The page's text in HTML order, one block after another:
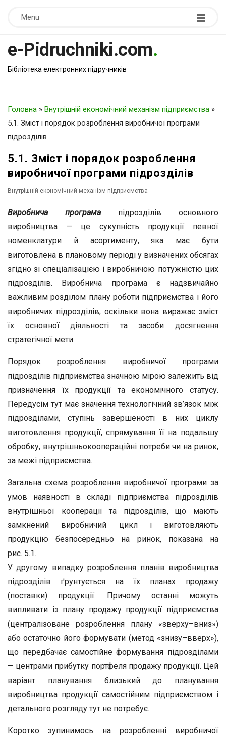
Menu
e-Pidruchniki.com.
Бібліотека електронних підручників
Головна » Внутрішній економічний механізм підприємства »
5.1. Зміст і порядок розроблення виробничої програми
підрозділів
5.1. Зміст і порядок розроблення
виробничої програми підрозділів
Внутрішній економічний механізм підприємства
Виробнича програма підрозділів основного
виробництва — це сукупність продукції певної
номенклатури й асортименту, яка має бути
виготовлена в плановому періоді у визначених обсягах
згідно зі спеціалізацією і виробничою потужністю цих
підрозділів. Виробнича програма є надзвичайно
важливим розділом плану роботи підприємства і його
виробничих підрозділів, оскільки вона виражає зміст
їх основної діяльності та засоби досягнення
стратегічної мети.
Порядок розроблення виробничої програми
підрозділів підприємства значною мірою залежить від
призначення їх продукції та економічного статусу.
Передусім тут має значення технологічний зв’язок між
підрозділами, ступінь завершеності в них циклу
виготовлення продукції, спрямування її на подальшу
обробку, внутрішньокоопераційні потреби чи на ринок,
за межі підприємства.
Загальна схема розроблення виробничої програми за
умов наявності в складі підприємства підрозділів
внутрішньої кооперації та підрозділів, що мають
замкнений виробничий цикл і виготовляють
продукцію безпосередньо на ринок, показана на
рис. 5.1.
У другому випадку розроблення планів виробництва
підрозділів ґрунтується на їх планах продажу
(поставки) продукції. Причому останні можуть
випливати із плану продажу продукції підприємства
(централізоване розроблення плану «зверху–вниз»)
або остаточно його формувати (метод «знизу–вверх»),
що передбачає самостійне формування підрозділами
— центрами прибутку портфеля продажу продукції. Цей
варіант планування близький до планування
виробництва продукції самостійним підприємством і
детального розгляду тут не потребує.
Коротко зупинимось на розробленні виробничої